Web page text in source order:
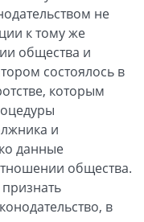
не
к тому же
общества и
состоялось в
которым
и
данные
общества.
в